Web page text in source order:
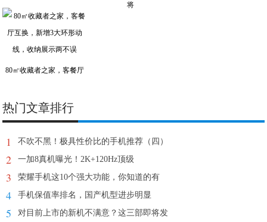
将
80㎡收藏者之家，客餐厅
热门文章排行
1 不吹不黑！极具性价比的手机推荐（四）
2 一加8真机曝光！2K+120Hz顶级
3 荣耀手机这10个强大功能，你知道的有
4 手机保值率排名，国产机型进步明显
5 对目前上市的新机不满意？这三部即将发